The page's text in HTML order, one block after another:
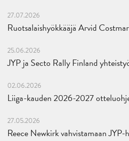
27.07.2026
Ruotsalaishyökkääjä Arvid
25.06.2026
JYP ja Secto Rally Finland
02.06.2026
Liiga-kauden 2026-2027
27.05.2026
Reece Newkirk vahvistamaan JYP-